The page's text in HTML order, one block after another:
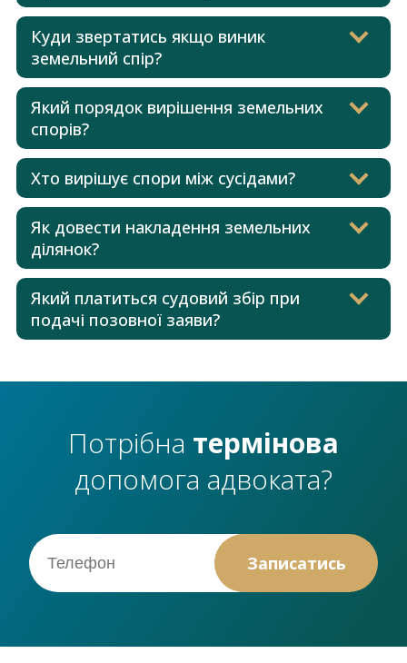
Куди звертатись якщо виник
земельний спір?
Який порядок вирішення земельних
спорів?
Хто вирішує спори між сусідами?
Як довести накладення земельних
ділянок?
Який платиться судовий збір при
подачі позовної заяви?
Потрібна термінова
допомога адвоката?